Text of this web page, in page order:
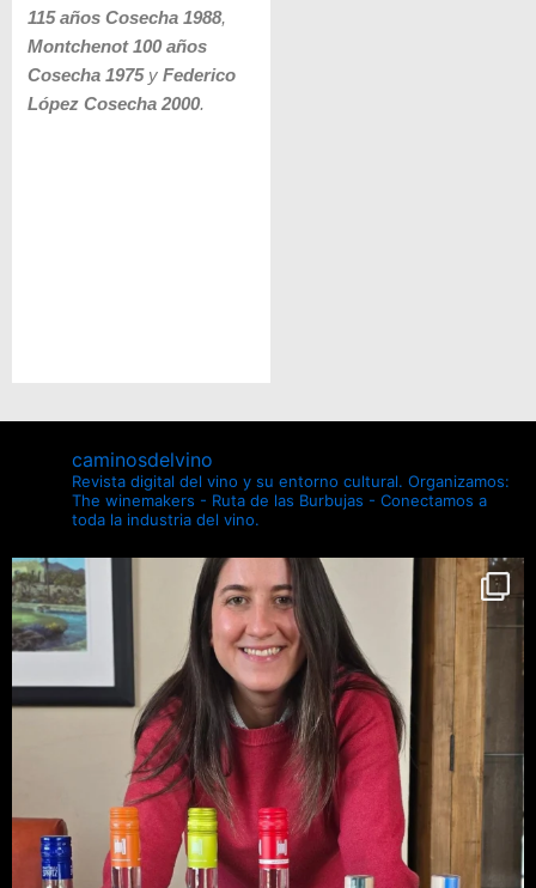
115 años Cosecha 1988,
Montchenot 100 años
Cosecha 1975y Federico
López Cosecha 2000.
caminosdelvino
Revista digital del vino y su entorno cultural. Organizamos:
The winemakers - Ruta de las Burbujas - Conectamos a
toda la industria del vino.